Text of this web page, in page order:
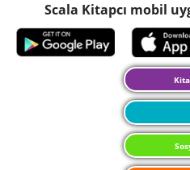
Scala Kitapcı mobil